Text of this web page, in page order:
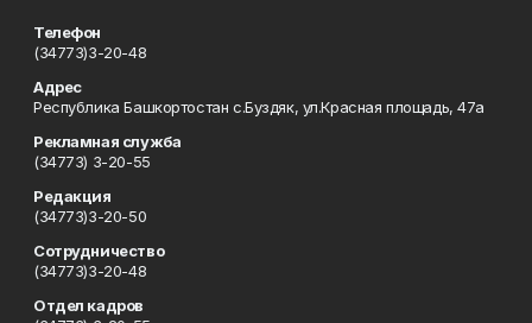
Телефон
(34773)3-20-48
Адрес
Республика Башкортостан с.Буздяк, ул.Красная площадь, 47а
Рекламная служба
(34773) 3-20-55
Редакция
(34773)3-20-50
Сотрудничество
(34773)3-20-48
Отдел кадров